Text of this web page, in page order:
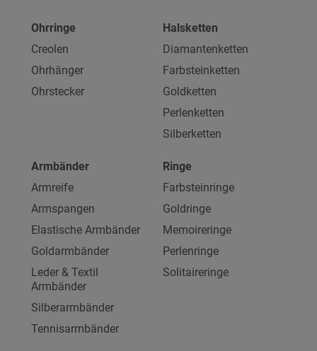
Ohrringe
Creolen
Ohrhänger
Ohrstecker
Halsketten
Diamantenketten
Farbsteinketten
Goldketten
Perlenketten
Silberketten
Armbänder
Armreife
Armspangen
Elastische Armbänder
Goldarmbänder
Leder & Textil
Armbänder
Silberarmbänder
Tennisarmbänder
Ringe
Farbsteinringe
Goldringe
Memoireringe
Perlenringe
Solitaireringe